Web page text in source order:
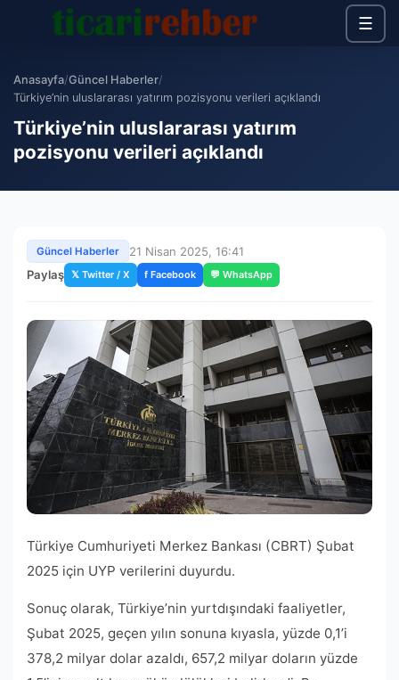
☰
Anasayfa/Güncel Haberler/
Türkiye’nin uluslararası yatırım pozisyonu verileri açıklandı
Türkiye’nin uluslararası yatırım
pozisyonu verileri açıklandı
Güncel Haberler
21 Nisan 2025, 16:41
Paylaş 𝕏 Twitter / X f Facebook 💬 WhatsApp
Türkiye Cumhuriyeti Merkez Bankası (CBRT) Şubat
2025 için UYP verilerini duyurdu.
Sonuç olarak, Türkiye’nin yurtdışındaki faaliyetler,
Şubat 2025, geçen yılın sonuna kıyasla, yüzde 0,1’i
378,2 milyar dolar azaldı, 657,2 milyar doların yüzde